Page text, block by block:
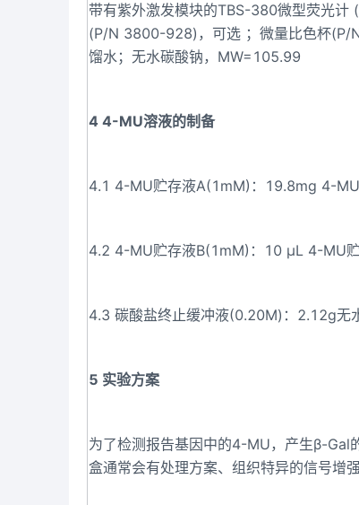
带有紫外激发模块的TBS-380微型荧光
(P/N 3800-928)，可选 ；微量比色杯
馏水；无水碳酸钠，MW=105.99
4 4-MU溶液的制备
4.1 4-MU贮存液A(1mM)：19.8mg 4-
4.2 4-MU贮存液B(1mM)：10 μL 4-MU
4.3 碳酸盐终止缓冲液(0.20M)：2.12g
5 实验方案
为了检测报告基因中的4-MU，产生β-Gal
盒通常会有处理方案、组织特异的信号增强